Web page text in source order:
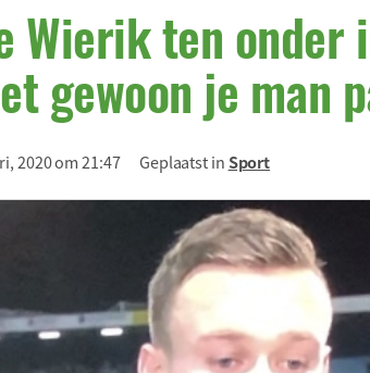
Wierik ten onder
gewoon je man
2020 om 21:47 Geplaatst inSport